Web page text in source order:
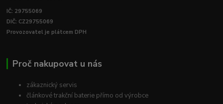
IČ: 29755069
DIČ: CZ29755069
Provozovatel je plátcem DPH
Proč nakupovat u nás
zákaznický servis
článkové trakční baterie přímo od výrobce